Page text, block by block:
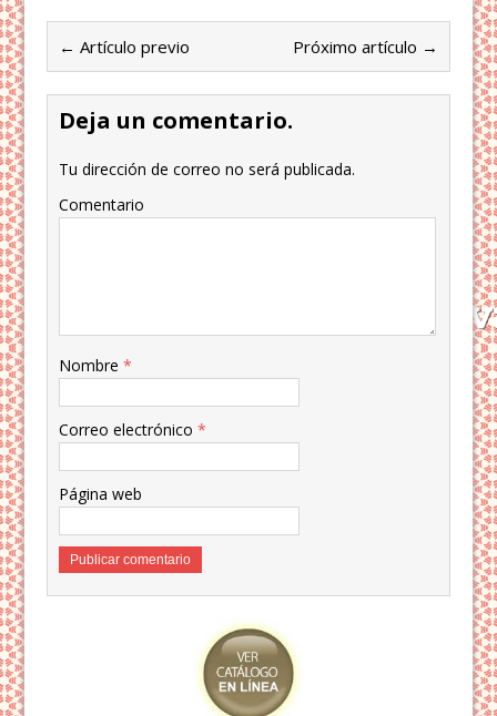
← Artículo previo Próximo artículo →
Deja un comentario.
Tu dirección de correo no será publicada.
Comentario
Nombre*
Correo electrónico*
Página web